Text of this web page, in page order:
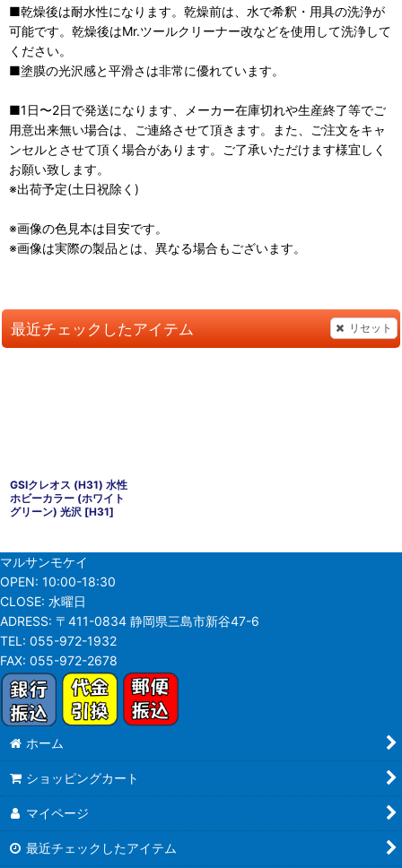
■乾燥後は耐水性になります。乾燥前は、水で希釈・用具の洗浄が
可能です。乾燥後はMr.ツールクリーナー改などを使用して洗浄して
ください。
■塗膜の光沢感と平滑さは非常に優れています。
■1日〜2日で発送になります、メーカー在庫切れや生産終了等でご
用意出来無い場合は、ご連絡させて頂きます。また、ご注文をキャ
ンセルとさせて頂く場合があります。ご了承いただけます様宜しく
お願い致します。
※出荷予定(土日祝除く)
※画像の色見本は目安です。
※画像は実際の製品とは、異なる場合もございます。
最近チェックしたアイテム リセット
GSIクレオス (H31) 水性
ホビーカラー (ホワイト
グリーン) 光沢 [H31]
マルサンモケイ
OPEN: 10:00-18:30
CLOSE: 水曜日
ADRESS: 〒411-0834 静岡県三島市新谷47-6
TEL: 055-972-1932
FAX: 055-972-2678
ホーム
ショッピングカート
マイページ
最近チェックしたアイテム